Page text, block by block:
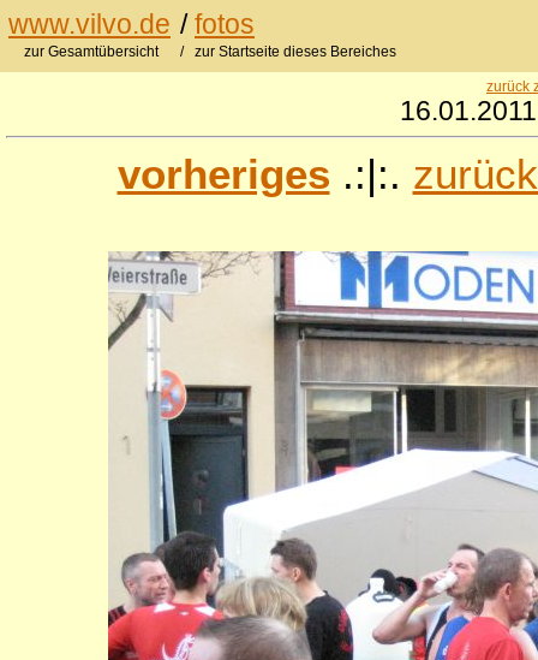
www.vilvo.de /fotos
zur Gesamtübersicht / zur Startseite dieses Bereiches
zurück
vorheriges .:|:.